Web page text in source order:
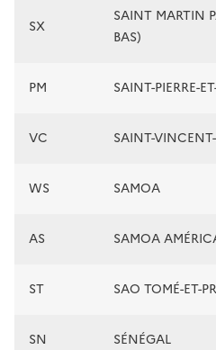
SX
SAINT MARTIN
BAS)
PM SAINT-PIERRE-
VC SAINT-
WS SAMOA
AS SAMOA
ST SAO TOMÉ-ET-
SN SÉNÉGAL